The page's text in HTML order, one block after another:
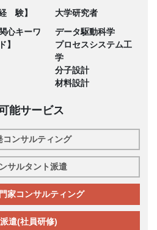
経 験】
大学研究者
関心キーワ
】
データ駆動科学
プロセスシステム工
学
分子設計
材料設計
能サービス
コンサルティング
サルタント派遣
家コンサルティング
遣(社員研修)